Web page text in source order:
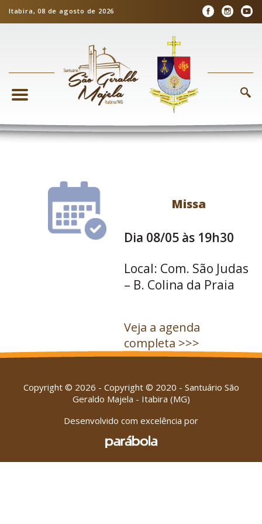
Itabira, 08 de agosto de 2026
Missa
Dia 08/05 às 19h30
Local: Com. São Judas
– B. Colina da Praia
Veja a agenda
completa >>>
Copyright © 2026 - Copyright © 2020 - Santuário São
Geraldo Majela - Itabira (MG)
Desenvolvido com excelência por